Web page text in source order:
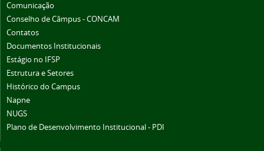
Comunicação
Conselho de Câmpus - CONCAM
Contatos
Documentos Institucionais
Estágio no IFSP
Estrutura e Setores
Histórico do Campus
Napne
NUGS
Plano de Desenvolvimento Institucional - PDI